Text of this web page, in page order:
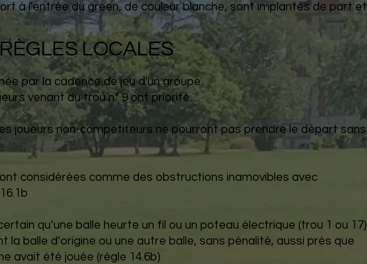
à l'entrée du green, de couleur blanche, sont implantés de part et
RÈGLES LOCALES
par la cadence de jeu d'un groupe.
venant du trou n° 9 ont priorité.
joueurs non-compétiteurs ne pourront pas prendre le départ sans
considérées comme des obstructions inamovibles avec
qu’une balle heurte un fil ou un poteau électrique (trou 1 ou 17)
la balle d’origine ou une autre balle, sans pénalité, aussi près que
avait été jouée (règle 14.6b)